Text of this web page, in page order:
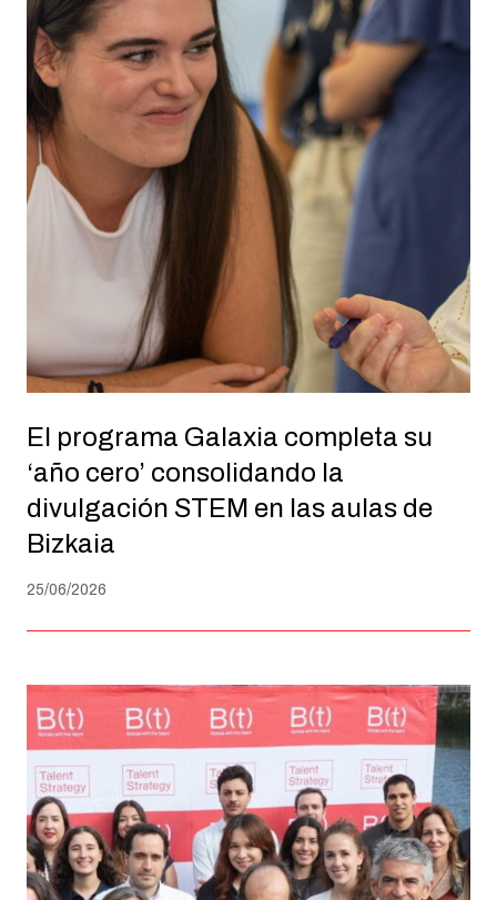
El programa Galaxia completa su
‘año cero’ consolidando la
divulgación STEM en las aulas de
Bizkaia
25/06/2026